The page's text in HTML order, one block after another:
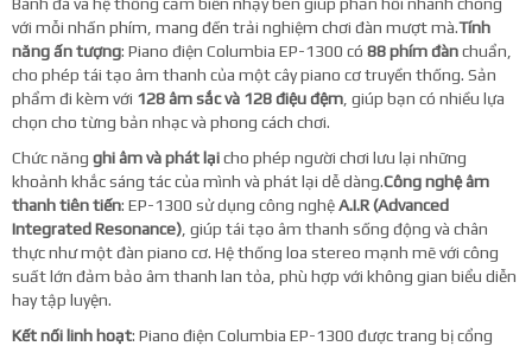
với mỗi nhấn phím, mang đến trải nghiệm chơi đàn mượt mà.Tính
năng ấn tượng: Piano điện Columbia EP-1300 có 88 phím đànchuẩn,
cho phép tái tạo âm thanh của một cây piano cơ truyền thống. Sản
phẩm đi kèm với 128 âm sắc và 128 điệu đệm , giúp bạn có nhiều lựa
chọn cho từng bản nhạc và phong cách chơi.
Chức năng ghi âm và phát lạicho phép người chơi lưu lại những
khoảnh khắc sáng tác của mình và phát lại dễ dàng.Công nghệ âm
thanh tiên tiến: EP-1300 sử dụng công nghệA.I.R (Advanced
Integrated Resonance) , giúp tái tạo âm thanh sống động và chân
thực như một đàn piano cơ. Hệ thống loa stereo mạnh mẽ với công
suất lớn đảm bảo âm thanh lan tỏa, phù hợp với không gian biểu diễn
hay tập luyện.
Kết nối linh hoạt: Piano điện Columbia EP-1300 được trang bị cổng